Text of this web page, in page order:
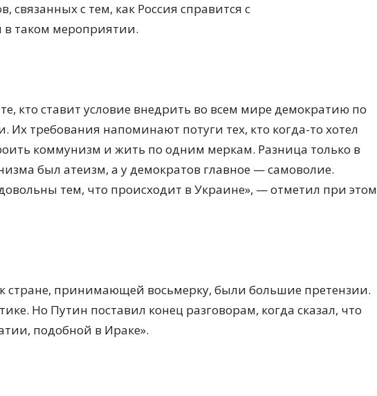
связанных с тем, как Россия справится с
в таком мероприятии.
кто ставит условие внедрить во всем мире демократию по
Их требования напоминают потуги тех, кто когда-то хотел
коммунизм и жить по одним меркам. Разница только в
был атеизм, а у демократов главное — самоволие.
тем, что происходит в Украине», — отметил при этом
стране, принимающей восьмерку, были большие претензии.
Но Путин поставил конец разговорам, когда сказал, что
подобной в Ираке».